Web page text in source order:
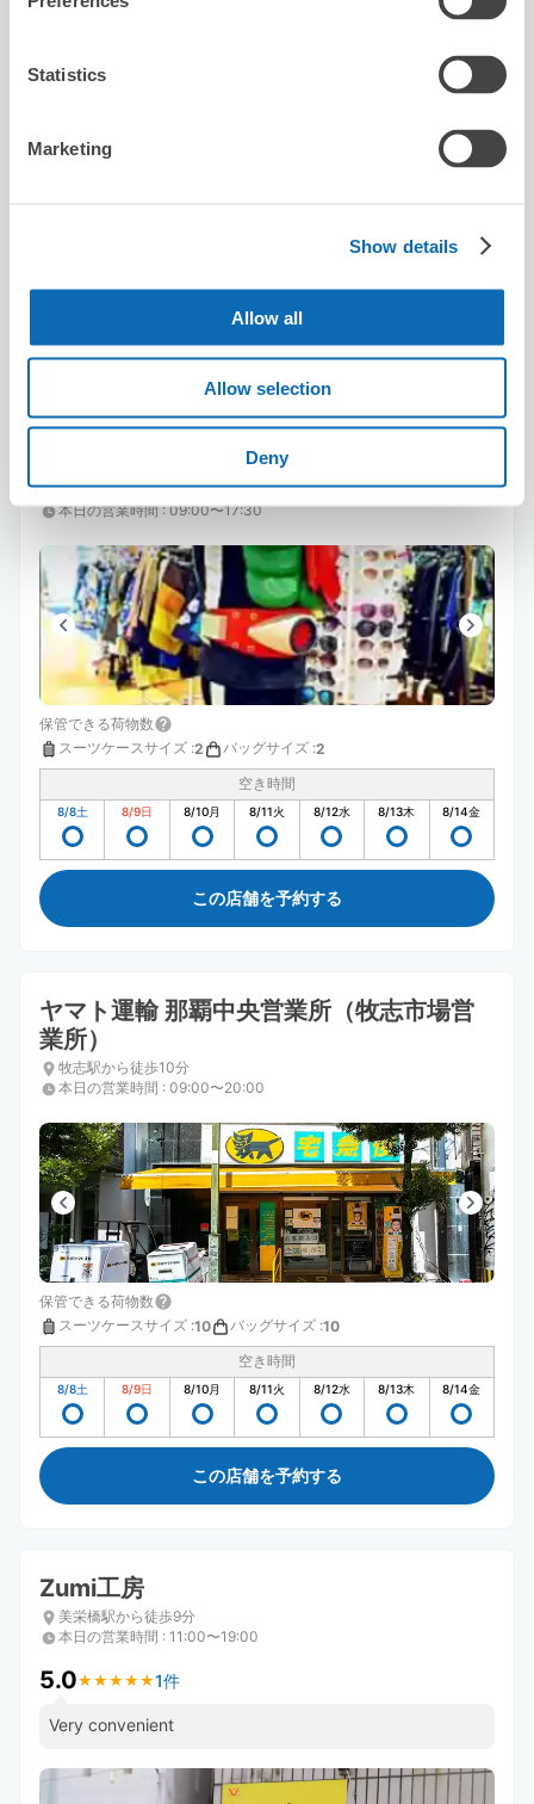
Statistics
Marketing
Show details
Allow all
Allow selection
Deny
この店舗を予約する
ハート・コーポレーション
美栄橋駅から徒歩20分
本日の営業時間: 09:00〜17:30
保管できる荷物数
スーツケースサイズ :2 バッグサイズ :2
空き時間
8/8土 8/9日 8/10月 8/11火 8/12水 8/13木 8/14金
この店舗を予約する
ヤマト運輸 那覇中央営業所（牧志市場営
業所）
牧志駅から徒歩10分
本日の営業時間 : 09:00〜20:00
保管できる荷物数
スーツケースサイズ :10 バッグサイズ :10
空き時間
8/8土 8/9日 8/10月 8/11火 8/12水 8/13木 8/14金
この店舗を予約する
Zumi工房
美栄橋駅から徒歩9分
本日の営業時間 : 11:00〜19:00
5.0★ ★ ★ ★ ★
★ ★ ★ ★ ★1件
Very convenient